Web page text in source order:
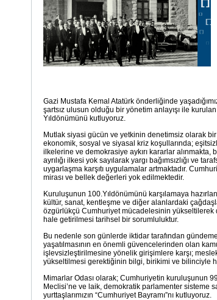
Gazi Mustafa Kemal Atatürk önderliğinde
şartsız ulusun olduğu bir yönetim anlayışı ile
Yıldönümünü kutluyoruz.
Mutlak siyasi gücün ve yetkinin denetimsiz olarak
ekonomik, sosyal ve siyasal kriz koşullarında;
ilkelerine ve demokrasiye aykırı kararlar
ayrılığı ilkesi yok sayılarak yargı bağımsızlığı ve
uygarlaşma karşıtı uygulamalar artmaktadır.
mirası ve bellek değerleri yok edilmektedir.
Kuruluşunun 100.Yıldönümünü karşılamaya
kültür, sanat, kentleşme ve diğer alanlardaki
özgürlükçü Cumhuriyet mücadelesinin
hale getirilmesi tarihsel bir sorumluluktur.
Bu nedenle son günlerde iktidar tarafından
yaşatılmasının en önemli güvencelerinden olan
işlevsizleştirilmesine yönelik girişimlere karşı;
yükseltilmesi gerektiğinin bilgi, birikimi ve bilinciyle
Mimarlar Odası olarak; Cumhuriyetin kuruluşunun
Meclisi’ne ve laik, demokratik parlamenter sisteme
yurttaşlarımızın “Cumhuriyet Bayramı”nı kutluyoruz.